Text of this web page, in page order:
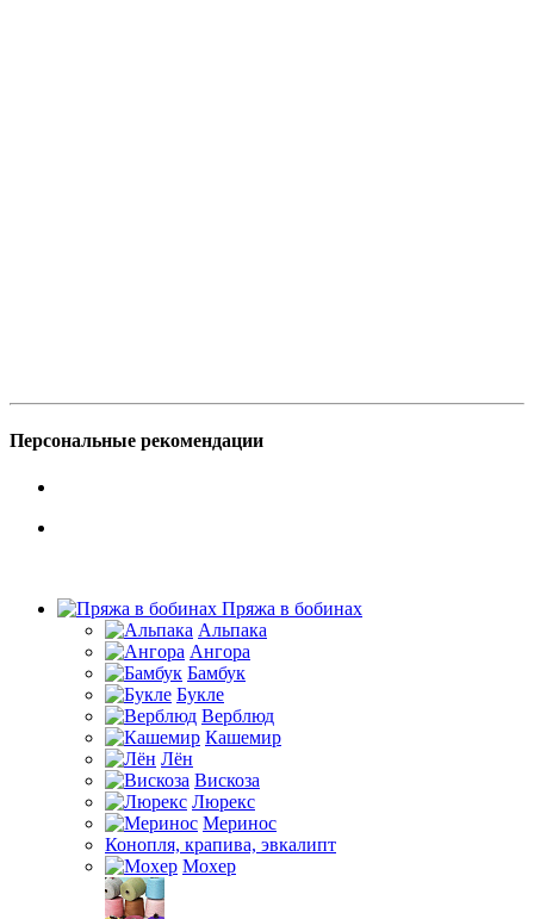
Персональные рекомендации
Пряжа в бобинах
Альпака
Ангора
Бамбук
Букле
Верблюд
Кашемир
Лён
Вискоза
Люрекс
Меринос
Конопля, крапива, эвкалипт
Мохер